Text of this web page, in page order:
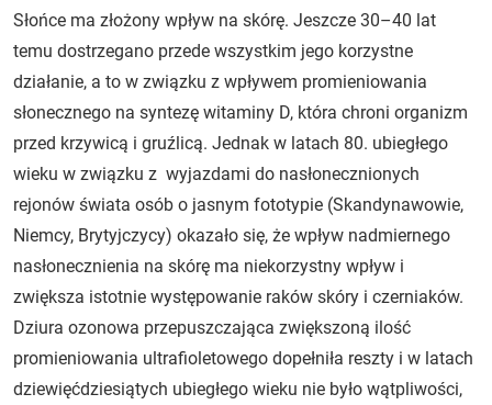
Słońce ma złożony wpływ na skórę. Jeszcze 30–40 lat
temu dostrzegano przede wszystkim jego korzystne
działanie, a to w związku z wpływem promieniowania
słonecznego na syntezę witaminy D, która chroni organizm
przed krzywicą i gruźlicą. Jednak w latach 80. ubiegłego
wieku w związku z wyjazdami do nasłonecznionych
rejonów świata osób o jasnym fototypie (Skandynawowie,
Niemcy, Brytyjczycy) okazało się, że wpływ nadmiernego
nasłonecznienia na skórę ma niekorzystny wpływ i
zwiększa istotnie występowanie raków skóry i czerniaków.
Dziura ozonowa przepuszczająca zwiększoną ilość
promieniowania ultrafioletowego dopełniła reszty i w latach
dziewięćdziesiątych ubiegłego wieku nie było wątpliwości,